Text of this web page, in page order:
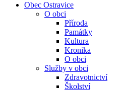
Obec Ostravice
O obci
Příroda
Památky
Kultura
Kronika
O obci
Služby v obci
Zdravotnictví
Školství